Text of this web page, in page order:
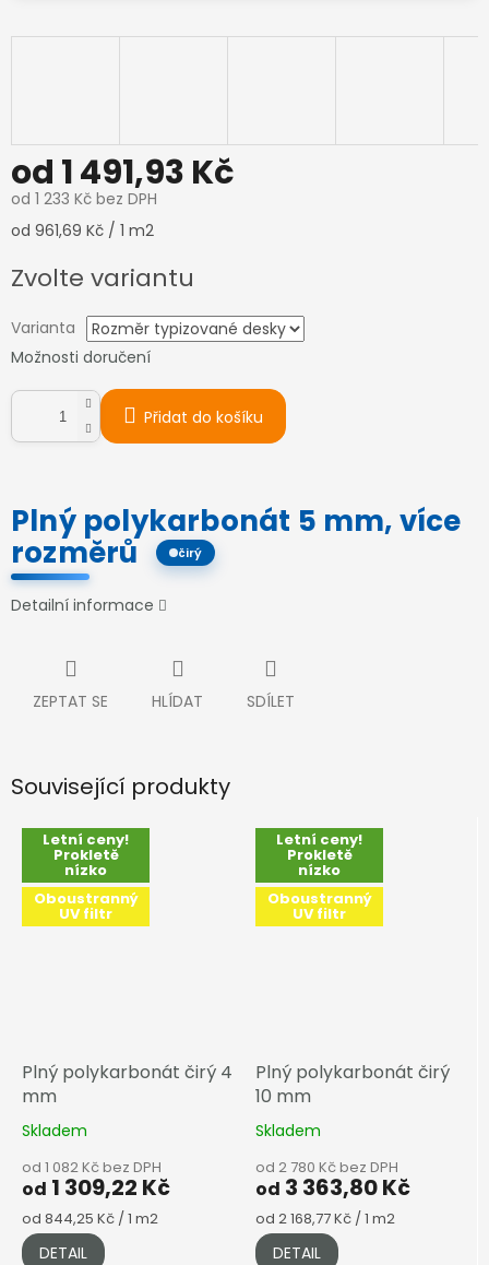
od 1 491,93 Kč
od 1 233 Kč bez DPH
Měrná
od 961,69 Kč / 1 m2
Zvolte variantu
Varianta
Možnosti doručení
Přidat do košíku
Plný polykarbonát 5 mm, více
rozměrů
čirý
Detailní informace
ZEPTAT SE HLÍDAT SDÍLET
Související produkty
Letní ceny!
Prokletě
nízko
Oboustranný
UV filtr
Plný polykarbonát čirý 4
mm
Skladem
od 1 082 Kč bez DPH
od 1 309,22 Kč
Měrná
cena:
od 844,25 Kč / 1 m2
DETAIL
Letní ceny!
Prokletě
nízko
Oboustranný
UV filtr
Plný polykarbonát čirý
10 mm
Skladem
od 2 780 Kč bez DPH
od 3 363,80 Kč
Měrná
cena:
od 2 168,77 Kč / 1 m2
DETAIL